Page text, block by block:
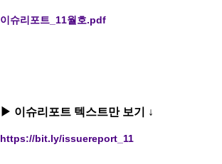
이슈리포트_11월호.pdf
▶ 이슈리포트 텍스트만 보기 ↓
https://bit.ly/issuereport_11